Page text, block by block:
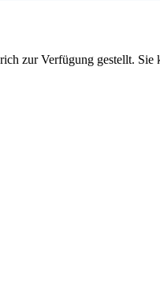
zur Verfügung gestellt. Sie